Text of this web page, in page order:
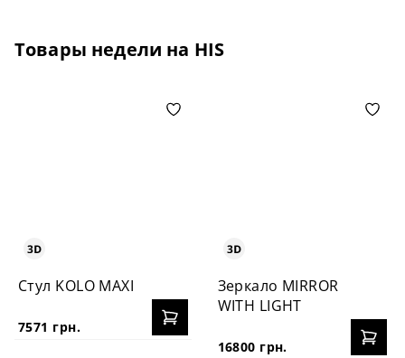
Товары недели на HIS
Стул KOLO MAXI
7571 грн.
Зеркало MIRROR
WITH LIGHT
16800 грн.